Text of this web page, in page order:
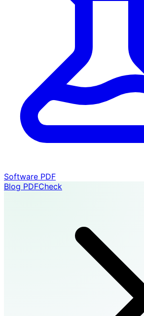
Software PDF
Blog PDFCheck